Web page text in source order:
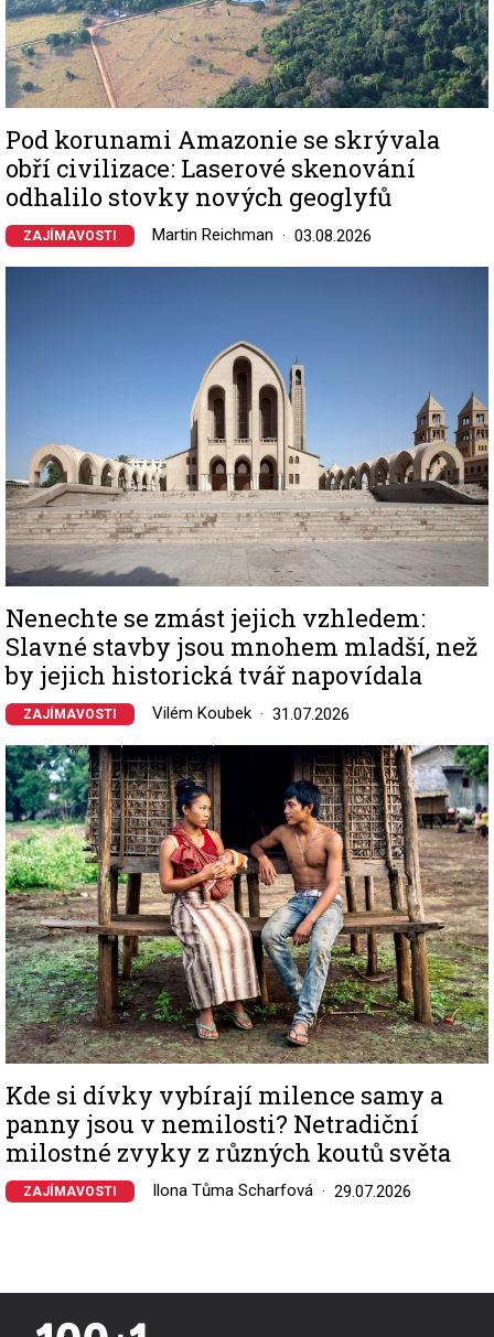
Pod korunami Amazonie se skrývala
obří civilizace: Laserové skenování
odhalilo stovky nových geoglyfů
ZAJÍMAVOSTI Martin Reichman 03.08.2026
Nenechte se zmást jejich vzhledem:
Slavné stavby jsou mnohem mladší, než
by jejich historická tvář napovídala
ZAJÍMAVOSTI Vilém Koubek 31.07.2026
Image
Kde si dívky vybírají milence samy a
panny jsou v nemilosti? Netradiční
milostné zvyky z různých koutů světa
ZAJÍMAVOSTI Ilona Tůma Scharfová 29.07.2026